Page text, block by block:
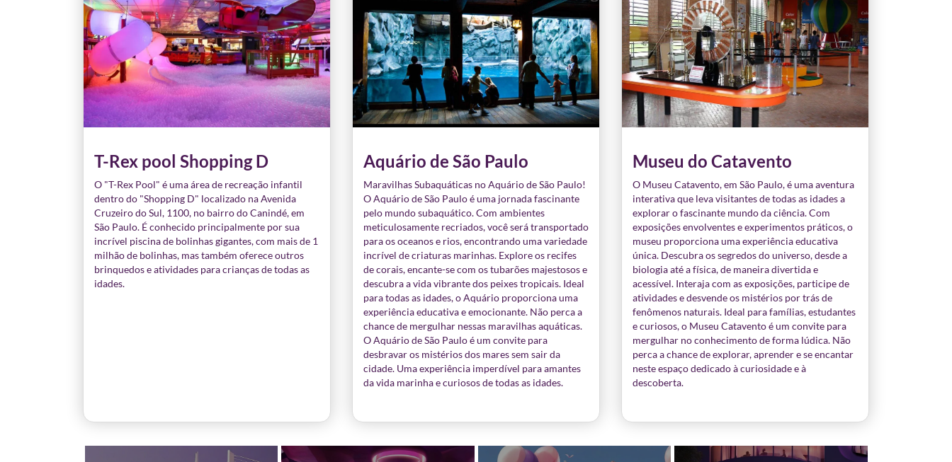
T-Rex pool Shopping D
O "T-Rex Pool" é uma área de recreação infantil
dentro do "Shopping D" localizado na Avenida
Cruzeiro do Sul, 1100, no bairro do Canindé, em
São Paulo. É conhecido principalmente por sua
incrível piscina de bolinhas gigantes, com mais de 1
milhão de bolinhas, mas também oferece outros
brinquedos e atividades para crianças de todas as
idades.
Aquário de São Paulo
Maravilhas Subaquáticas no Aquário de São Paulo!
O Aquário de São Paulo é uma jornada fascinante
pelo mundo subaquático. Com ambientes
meticulosamente recriados, você será transportado
para os oceanos e rios, encontrando uma variedade
incrível de criaturas marinhas. Explore os recifes
de corais, encante-se com os tubarões majestosos e
descubra a vida vibrante dos peixes tropicais. Ideal
para todas as idades, o Aquário proporciona uma
experiência educativa e emocionante. Não perca a
chance de mergulhar nessas maravilhas aquáticas.
O Aquário de São Paulo é um convite para
desbravar os mistérios dos mares sem sair da
cidade. Uma experiência imperdível para amantes
da vida marinha e curiosos de todas as idades.
Museu do Catavento
O Museu Catavento, em São Paulo, é uma aventura
interativa que leva visitantes de todas as idades a
explorar o fascinante mundo da ciência. Com
exposições envolventes e experimentos práticos, o
museu proporciona uma experiência educativa
única. Descubra os segredos do universo, desde a
biologia até a física, de maneira divertida e
acessível. Interaja com as exposições, participe de
atividades e desvende os mistérios por trás de
fenômenos naturais. Ideal para famílias, estudantes
e curiosos, o Museu Catavento é um convite para
mergulhar no conhecimento de forma lúdica. Não
perca a chance de explorar, aprender e se encantar
neste espaço dedicado à curiosidade e à
descoberta.